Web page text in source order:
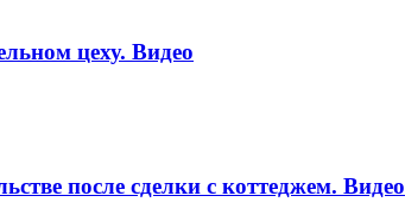
цеху. Видео
после сделки с коттеджем. Видео